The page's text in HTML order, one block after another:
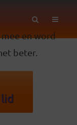
en word
beter.